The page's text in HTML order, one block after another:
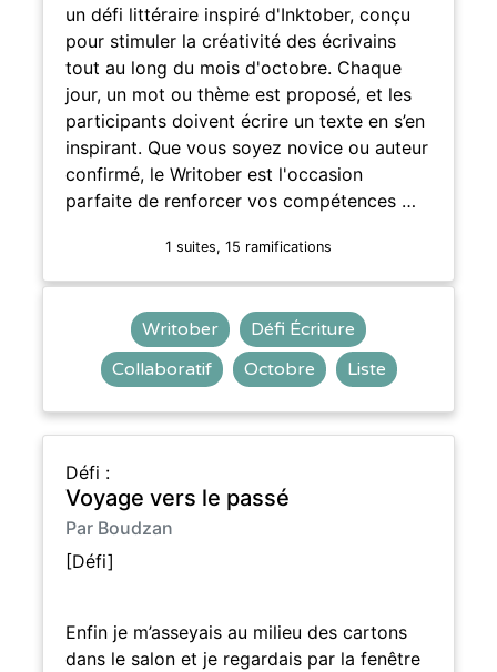
un défi littéraire inspiré d'Inktober, conçu
pour stimuler la créativité des écrivains
tout au long du mois d'octobre. Chaque
jour, un mot ou thème est proposé, et les
participants doivent écrire un texte en s’en
inspirant. Que vous soyez novice ou auteur
confirmé, le Writober est l'occasion
parfaite de renforcer vos compétences …
1 suites, 15 ramifications
Writober
Défi Écriture
Collaboratif
Octobre Liste
Défi :
Voyage vers le passé
Par Boudzan
[Défi]
Enfin je m’asseyais au milieu des cartons
dans le salon et je regardais par la fenêtre